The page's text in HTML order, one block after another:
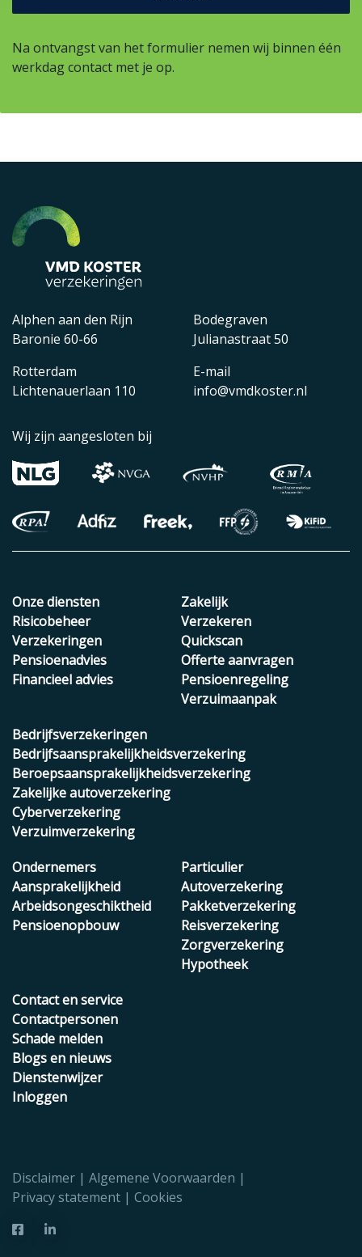
Na ontvangst van het formulier nemen wij binnen één
werkdag contact met je op.
Alphen aan den Rijn
Baronie 60-66
Rotterdam
Lichtenauerlaan 110
Bodegraven
Julianastraat 50
E-mail
info@vmdkoster.nl
Wij zijn aangesloten bij
Onze diensten
Risicobeheer
Verzekeringen
Pensioenadvies
Financieel advies
Zakelijk
Verzekeren
Quickscan
Offerte aanvragen
Pensioenregeling
Verzuimaanpak
Bedrijfsverzekeringen
Bedrijfsaansprakelijkheidsverzekering
Beroepsaansprakelijkheidsverzekering
Zakelijke autoverzekering
Cyberverzekering
Verzuimverzekering
Ondernemers
Aansprakelijkheid
Arbeidsongeschiktheid
Pensioenopbouw
Particulier
Autoverzekering
Pakketverzekering
Reisverzekering
Zorgverzekering
Hypotheek
Contact en service
Contactpersonen
Schade melden
Blogs en nieuws
Dienstenwijzer
Inloggen
Disclaimer
Algemene Voorwaarden
Privacy statement
Cookies